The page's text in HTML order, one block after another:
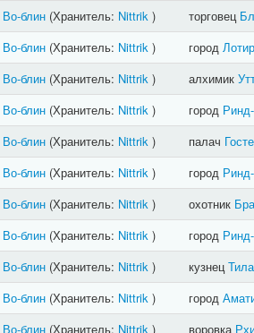
Во-блин(Хранитель: Nittrik ) торговец
Во-блин(Хранитель: Nittrik ) город
Во-блин(Хранитель: Nittrik ) алхимик
Во-блин(Хранитель: Nittrik ) город
Во-блин(Хранитель: Nittrik ) палач
Во-блин(Хранитель: Nittrik ) город
Во-блин(Хранитель: Nittrik ) охотник
Во-блин(Хранитель: Nittrik ) город
Во-блин(Хранитель: Nittrik ) кузнец
Во-блин(Хранитель: Nittrik ) город
Во-блин(Хранитель: Nittrik ) воровка